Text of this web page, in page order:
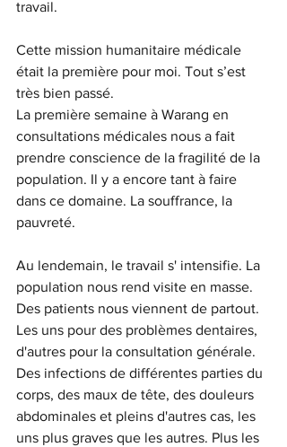
travail.
Cette mission humanitaire médicale
était la première pour moi. Tout s’est
très bien passé.
La première semaine à Warang en
consultations médicales nous a fait
prendre conscience de la fragilité de la
population. Il y a encore tant à faire
dans ce domaine. La souffrance, la
pauvreté.
Au lendemain, le travail s' intensifie. La
population nous rend visite en masse.
Des patients nous viennent de partout.
Les uns pour des problèmes dentaires,
d'autres pour la consultation générale.
Des infections de différentes parties du
corps, des maux de tête, des douleurs
abdominales et pleins d'autres cas, les
uns plus graves que les autres. Plus les